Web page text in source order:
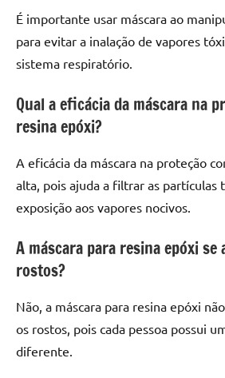
É importante usar máscara ao
para evitar a inalação de vapores
sistema respiratório.
Qual a eficácia da máscara na
resina epóxi?
A eficácia da máscara na proteção
alta, pois ajuda a filtrar as partículas
exposição aos vapores nocivos.
A máscara para resina epóxi se
rostos?
Não, a máscara para resina epóxi
os rostos, pois cada pessoa possui
diferente.